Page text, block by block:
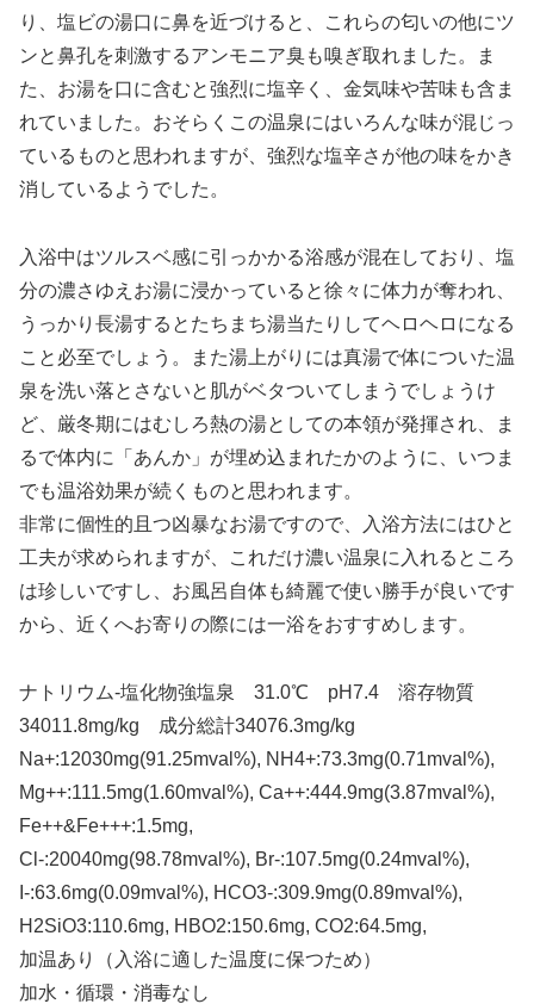
り、塩ビの湯口に鼻を近づけると、これらの匂いの他にツ
ンと鼻孔を刺激するアンモニア臭も嗅ぎ取れました。ま
た、お湯を口に含むと強烈に塩辛く、金気味や苦味も含ま
れていました。おそらくこの温泉にはいろんな味が混じっ
ているものと思われますが、強烈な塩辛さが他の味をかき
消しているようでした。
入浴中はツルスベ感に引っかかる浴感が混在しており、塩
分の濃さゆえお湯に浸かっていると徐々に体力が奪われ、
うっかり長湯するとたちまち湯当たりしてヘロヘロになる
こと必至でしょう。また湯上がりには真湯で体についた温
泉を洗い落とさないと肌がベタついてしまうでしょうけ
ど、厳冬期にはむしろ熱の湯としての本領が発揮され、ま
るで体内に「あんか」が埋め込まれたかのように、いつま
でも温浴効果が続くものと思われます。
非常に個性的且つ凶暴なお湯ですので、入浴方法にはひと
工夫が求められますが、これだけ濃い温泉に入れるところ
は珍しいですし、お風呂自体も綺麗で使い勝手が良いです
から、近くへお寄りの際には一浴をおすすめします。
ナトリウム-塩化物強塩泉 31.0℃ pH7.4 溶存物質
34011.8mg/kg 成分総計34076.3mg/kg
Na+:12030mg(91.25mval%), NH4+:73.3mg(0.71mval%),
Mg++:111.5mg(1.60mval%), Ca++:444.9mg(3.87mval%),
Fe++&Fe+++:1.5mg,
Cl-:20040mg(98.78mval%), Br-:107.5mg(0.24mval%),
I-:63.6mg(0.09mval%), HCO3-:309.9mg(0.89mval%),
H2SiO3:110.6mg, HBO2:150.6mg, CO2:64.5mg,
加温あり（入浴に適した温度に保つため）
加水・循環・消毒なし